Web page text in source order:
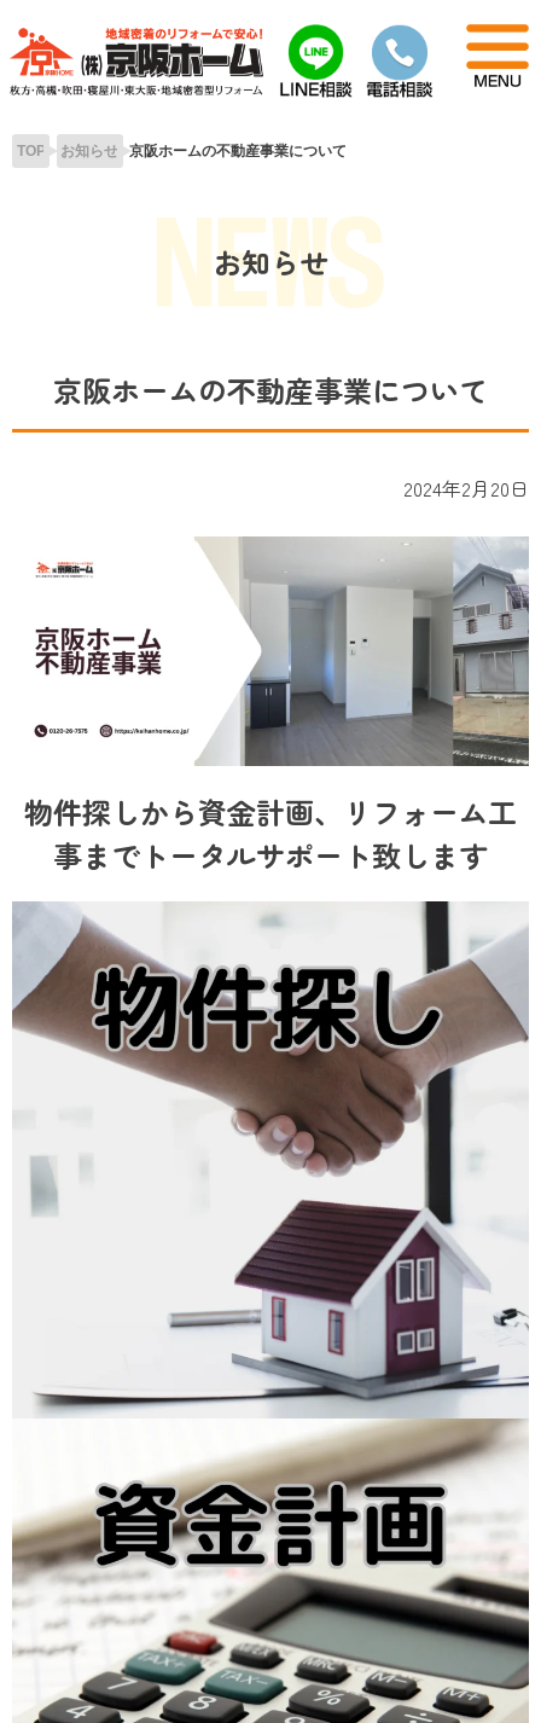
content
TOP お知らせ 京阪ホームの不動産事業について
お知らせ
京阪ホームの不動産事業について
2024年2月20日
物件探しから資金計画、リフォーム工
事までトータルサポート致します